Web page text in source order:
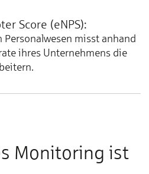
Score (eNPS):
Personalwesen misst anhand
ihres Unternehmens die
Monitoring ist